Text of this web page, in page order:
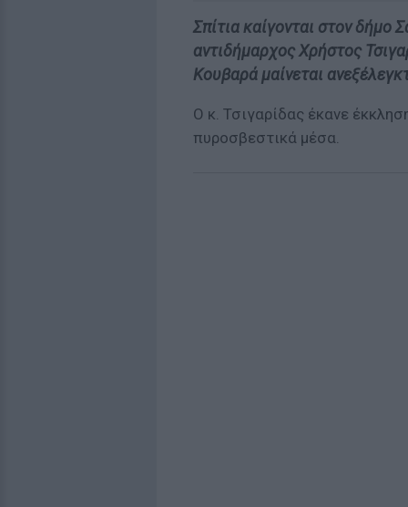
Σπίτια καίγονται στον
αντιδήμαρχος Χρήστος
Κουβαρά μαίνεται
Ο κ. Τσιγαρίδας έκανε
πυροσβεστικά μέσα.